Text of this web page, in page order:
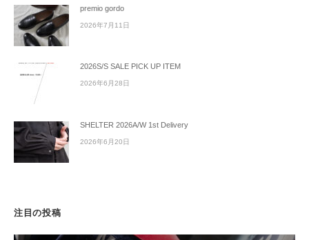
premio gordo
2026年7月11日
2026S/S SALE PICK UP ITEM
2026年6月28日
SHELTER 2026A/W 1st Delivery
2026年6月20日
注目の投稿